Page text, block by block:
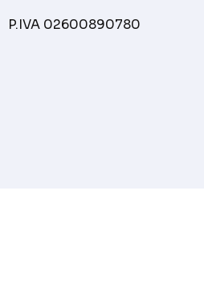
P.IVA 02600890780